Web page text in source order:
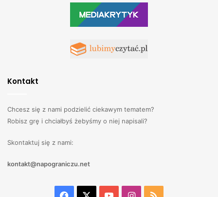
Kontakt
Chcesz się z nami podzielić ciekawym tematem?
Robisz grę i chciałbyś żebyśmy o niej napisali?
Skontaktuj się z nami:
kontakt@napograniczu.net